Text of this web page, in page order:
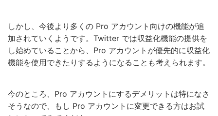
しかし、今後より多くの Pro アカウント向けの機能が追
加されていくようです。Twitter では収益化機能の提供を
し始めていることから、Pro アカウントが優先的に収益化
機能を使用できたりするようになることも考えられます。
今のところ、Pro アカウントにするデメリットは特になさ
そうなので、もし Pro アカウントに変更できる方はお試